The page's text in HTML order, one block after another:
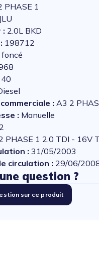
PHASE 1
JLU
: 2.0L BKD
198712
foncé
: A3 2
: Manuelle
PHASE 1 2.0 TDI - 16V
: 31/05/2003
circulation : 29/06/
question ?
sur ce produit